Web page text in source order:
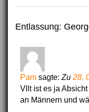
Entlassung:
Pam sagte: Zu 28.
Vllt ist es ja
an Männern und